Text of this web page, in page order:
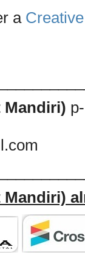
a
Mandiri)
Mandiri)